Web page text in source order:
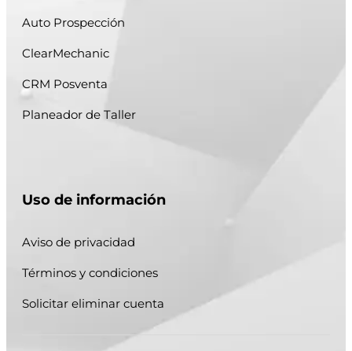
Auto Prospección
ClearMechanic
CRM Posventa
Planeador de Taller
Uso de información
Aviso de privacidad
Términos y condiciones
Solicitar eliminar cuenta